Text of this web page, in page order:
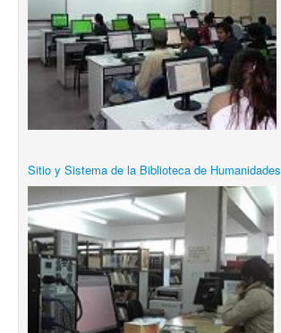
Sitio y Sistema de la Biblioteca de Humanidades